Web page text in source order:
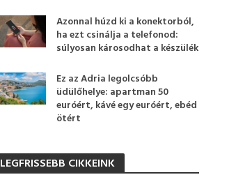
Azonnal húzd ki a konektorból,
ha ezt csinálja a telefonod:
súlyosan károsodhat a készülék
Ez az Adria legolcsóbb
üdülőhelye: apartman 50
euróért, kávé egy euróért, ebéd
ötért
LEGFRISSEBB CIKKEINK